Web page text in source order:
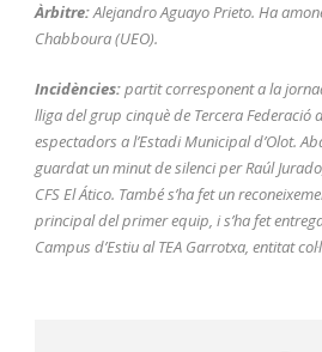
Àrbitre:Alejandro Aguayo Prieto. Ha
Chabboura (UEO).
Incidències:partit corresponent a la
lliga del grup cinquè de Tercera Federació
espectadors a l’Estadi Municipal d’Olot.
guardat un minut de silenci per Raúl
CFS El Ático. També s’ha fet un
principal del primer equip, i s’ha fet
Campus d’Estiu al TEA Garrotxa, entitat